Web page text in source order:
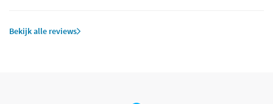
Bekijk alle reviews